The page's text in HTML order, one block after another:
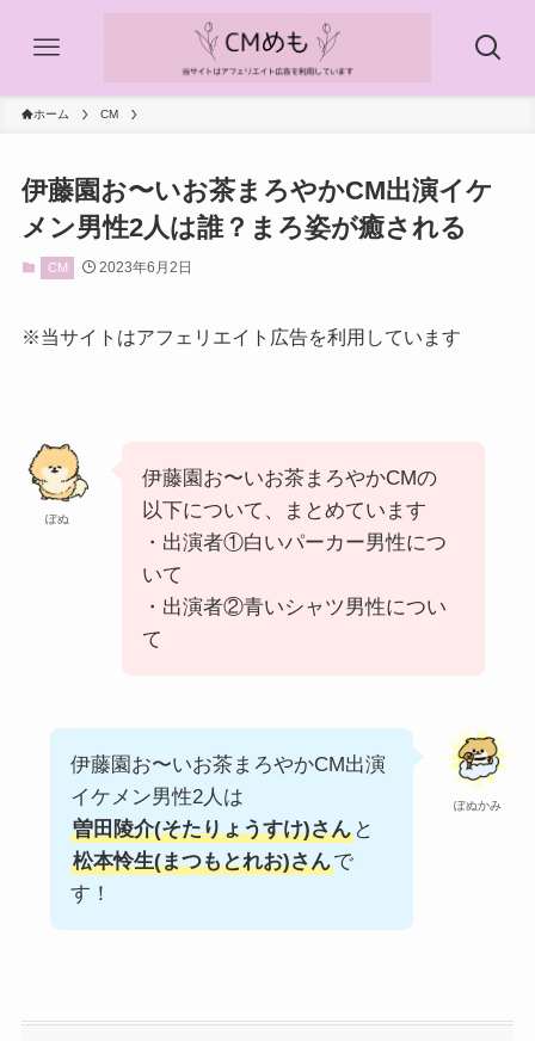
ホーム CM
伊藤園お〜いお茶まろやかCM出演イケ
メン男性2人は誰？まろ姿が癒される
CM 2023年6月2日
※当サイトはアフェリエイト広告を利用しています
ぽぬ
伊藤園お〜いお茶まろやかCMの
以下について、まとめています
・出演者①白いパーカー男性につ
いて
・出演者②青いシャツ男性につい
て
ぽぬかみ
伊藤園お〜いお茶まろやかCM出演
イケメン男性2人は
曽田陵介(そたりょうすけ)さんと
松本怜生(まつもとれお)さんで
す！